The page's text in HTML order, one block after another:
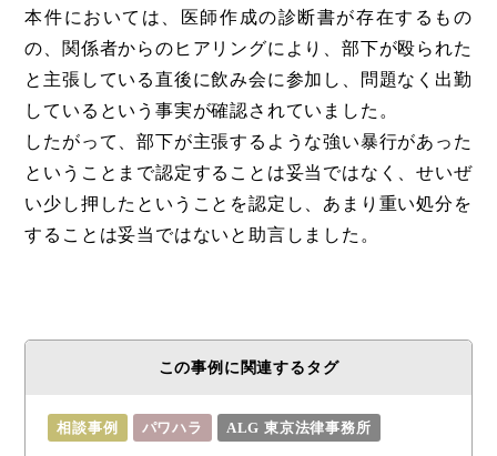
本件においては、医師作成の診断書が存在するもの
の、関係者からのヒアリングにより、部下が殴られた
と主張している直後に飲み会に参加し、問題なく出勤
しているという事実が確認されていました。
したがって、部下が主張するような強い暴行があった
ということまで認定することは妥当ではなく、せいぜ
い少し押したということを認定し、あまり重い処分を
することは妥当ではないと助言しました。
この事例に関連するタグ
相談事例 パワハラ ALG 東京法律事務所